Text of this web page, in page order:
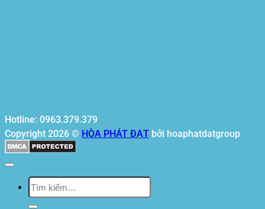
Hotline: 0963.379.379
Copyright 2026 © HÒA PHÁT ĐẠT bởi hoaphatdatgroup
Tìm
kiếm: